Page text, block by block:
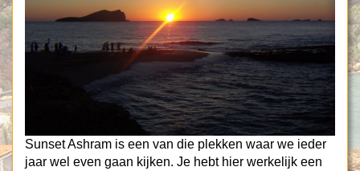
Sunset Ashram is een van die plekken waar we ieder
jaar wel even gaan kijken. Je hebt hier werkelijk een